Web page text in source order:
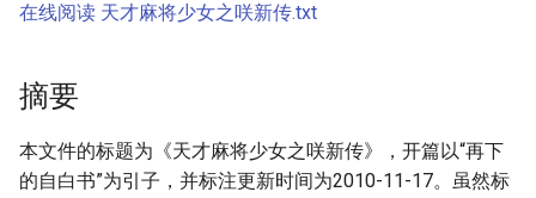
索
在线阅读 天才麻将少女之咲新传.txt
摘要
本文件的标题为《天才麻将少女之咲新传》，开篇以“再下
的自白书”为引子，并标注更新时间为2010-11-17。虽然标